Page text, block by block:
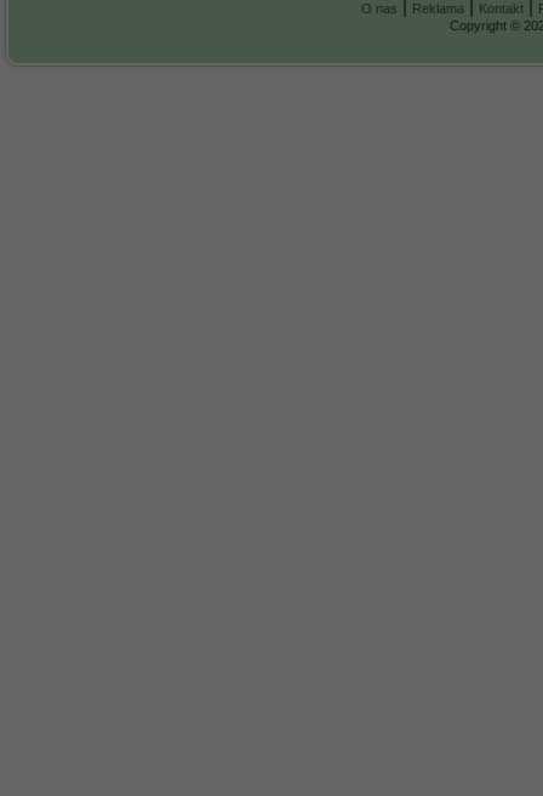
O nas Reklama Kontakt
Copyright ©